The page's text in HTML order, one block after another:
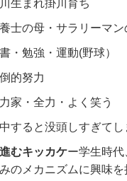
生まれ掛川育ち
士の母・サラリーマン
・勉強・運動(野球）
的努力
家・全力・よく笑う
すると没頭しすぎてし
むキッカケー学生時
のメカニズムに興味を